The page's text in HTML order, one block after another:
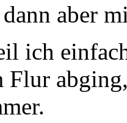
aber
ich
Flur